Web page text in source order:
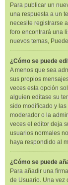
Para publicar un
una respuesta a un
necesite registrarse
foro encontrará una
nuevos temas,
¿Cómo se puede
A menos que sea
sus propios
veces esta opción
alguien editase su
sido modificado y
moderador o la
veces el editor deja
usuarios normales
haya respondido al
¿Cómo se puede
Para añadir una
de Usuario. Una vez